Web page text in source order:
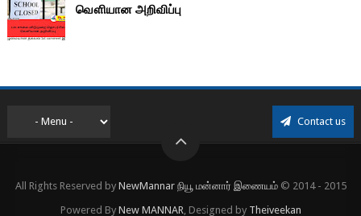
வௌியான அறிவிப்பு
Contact us
All Rights Reserved by NewMannar நியூ மன்னார் இணையம் © 2014 - 2015
Powered By New MANNAR , Designed by Theiveekan